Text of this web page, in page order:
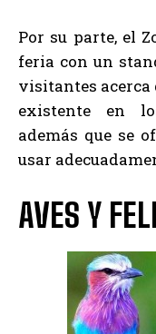
Por su parte, el
feria con un
visitantes
existente en
además que se
usar
AVES Y